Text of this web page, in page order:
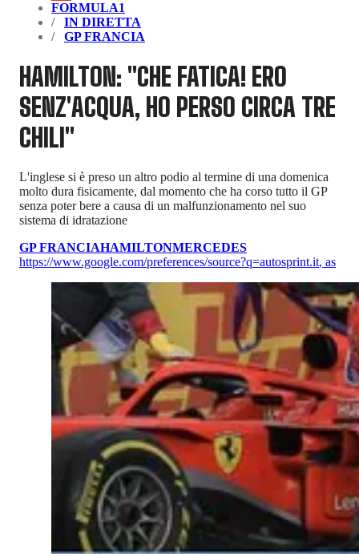
FORMULA1
IN DIRETTA
GP FRANCIA
HAMILTON: "CHE FATICA! ERO
SENZ'ACQUA, HO PERSO CIRCA TRE
CHILI"
L'inglese si è preso un altro podio al termine di una domenica
molto dura fisicamente, dal momento che ha corso tutto il GP
senza poter bere a causa di un malfunzionamento nel suo
sistema di idratazione
GP FRANCIAHAMILTONMERCEDES
https://www.google.com/preferences/source?q=autosprint.it, as